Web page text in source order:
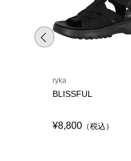
ryka
BLISSFUL
¥8,800 （税込）